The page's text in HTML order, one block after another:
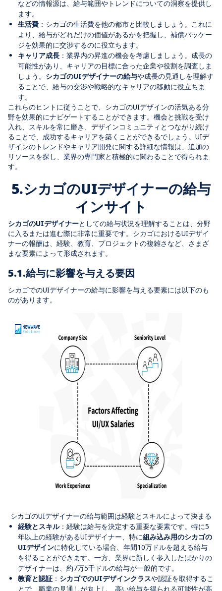
などの情報源は、給与範囲やトレンドについての洞察を提供し
ます。
生活費 ：シカゴの生活費を他の都市と比較しましょう。これに
より、給与がどれだけの価値があるかを把握し、補償パッケー
ジを効果的に交渉するのに役立ちます。
キャリア成長 ：業界内の昇進の機会を考慮しましょう。成長の
可能性があり、キャリアの目標に合った企業や役割を調査しま
しょう。 シカゴのUIデザイナーの給与や成長の見通しを理解す
ることで、給与の交渉や戦略的なキャリアの移動に役立ちま
す。
これらのヒントに従うことで、シカゴのUIデザインの活気ある分
野を効果的にナビゲートすることができます。機会と挑戦を受け
入れ、スキルを常に磨き、デザインコミュニティとつながり続け
ることで、成功するキャリアを築くことができるでしょう。UIデ
ザインのトレンドやキャリア開発に関する詳細な情報は、追加の
リソースを探し、業界の専門家と積極的に関わることで得られま
す。
5.シカゴのUIデザイナーの給与
インサイト
シカゴのUIデザイナーとしての給与状況を理解することは、分野
に入るまたは進む際に非常に重要です。シカゴにおけるUIデザイ
ナーの報酬は、経験、教育、プロジェクトの複雑さなど、さまざ
まな要素によって形成されます。
5.1.給与に影響を与える要因
シカゴでのUIデザイナーの給与に影響を与える要素には以下のも
のがあります。
シカゴのUIデザイナーの給与範囲は経験とスキルによって決まる
経験とスキル：経験は給与を決定する重要な要素です。特に5
年以上の経験があるUIデザイナー、特に組み込み用のシカゴの
UIデザインに特化している場合、年間10万ドルを超える給与
を得ることができます。一方、業界に新しく参入したばかりの
デザイナーは、約7万5千ドルの給与が一般的です。
教育と認証 ： シカゴでのUIデザインクラスや認証を取得するこ
とで、職業の見通しが向上し、高い給与を得られる可能性が高